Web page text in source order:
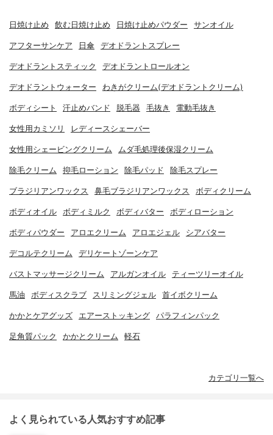
日焼け止め 飲む日焼け止め 日焼け止めパウダー サンオイル
アフターサンケア 日傘 デオドラントスプレー
デオドラントスティック デオドラントロールオン
デオドラントウォーター わきがクリーム(デオドラントクリーム)
ボディシート 汗止めバンド 脱毛器 毛抜き 電動毛抜き
女性用カミソリ レディースシェーバー
女性用シェービングクリーム ムダ毛処理後保湿クリーム
除毛クリーム 抑毛ローション 除毛パッド 除毛スプレー
ブラジリアンワックス 鼻毛ブラジリアンワックス ボディクリーム
ボディオイル ボディミルク ボディバター ボディローション
ボディパウダー アロエクリーム アロエジェル シアバター
デコルテクリーム デリケートゾーンケア
バストマッサージクリーム アルガンオイル ティーツリーオイル
馬油 ボディスクラブ スリミングジェル 首イボクリーム
かかとケアグッズ エアーストッキング パラフィンパック
足角質パック かかとクリーム 軽石
カテゴリ一覧へ
よく見られている人気おすすめ記事